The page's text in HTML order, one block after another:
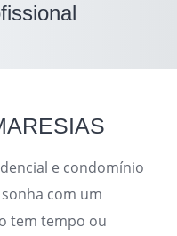
e condomínio
com um
tem tempo ou